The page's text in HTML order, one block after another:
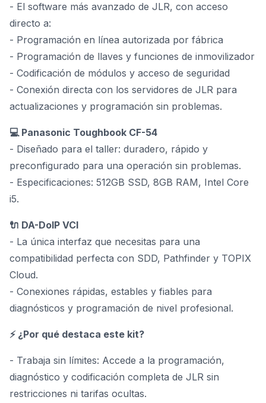
- El software más avanzado de JLR, con acceso
directo a:
- Programación en línea autorizada por fábrica
- Programación de llaves y funciones de inmovilizador
- Codificación de módulos y acceso de seguridad
- Conexión directa con los servidores de JLR para
actualizaciones y programación sin problemas.
💻 Panasonic Toughbook CF-54
- Diseñado para el taller: duradero, rápido y
preconfigurado para una operación sin problemas.
- Especificaciones: 512GB SSD, 8GB RAM, Intel Core
i5.
🔌 DA-DoIP VCI
- La única interfaz que necesitas para una
compatibilidad perfecta con SDD, Pathfinder y TOPIX
Cloud.
- Conexiones rápidas, estables y fiables para
diagnósticos y programación de nivel profesional.
⚡ ¿Por qué destaca este kit?
- Trabaja sin límites: Accede a la programación,
diagnóstico y codificación completa de JLR sin
restricciones ni tarifas ocultas.